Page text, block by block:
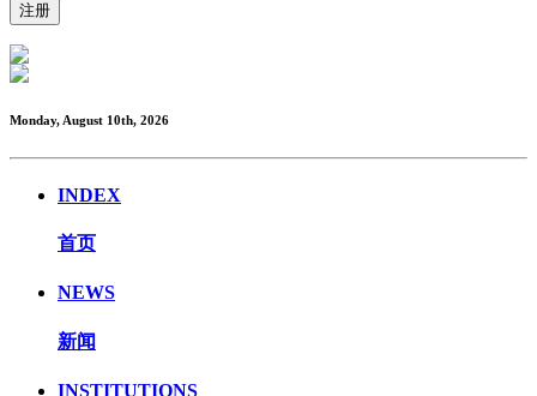
Monday, August 10th, 2026
INDEX
首页
NEWS
新闻
INSTITUTIONS